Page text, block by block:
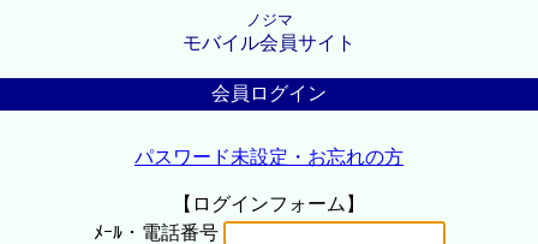
ノジマ
モバイル会員サイト
会員ログイン
パスワード未設定・お忘れの方
【ログインフォーム】
ﾒｰﾙ・電話番号